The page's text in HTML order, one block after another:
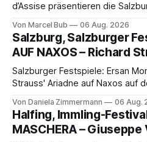
d’Assise präsentieren die
eine bildgewaltige
die komplexe Partitur
Franziskus.
Von Marcel Bub 06 Aug. 2026
Salzburg, Salzburger
AUF NAXOS – Richard
Salzburger Festspiele: Ersan
Strauss' Ariadne auf Naxos auf
Aufführung mit starken Solisten
Philharmonikern, szenisch
hinter den Erwartungen zurück.
Von Daniela Zimmermann 06 Aug.
Halfing, Immling-
MASCHERA – Giuseppe